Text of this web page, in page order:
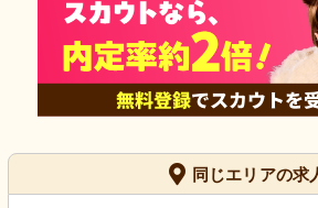
同じエリアの求